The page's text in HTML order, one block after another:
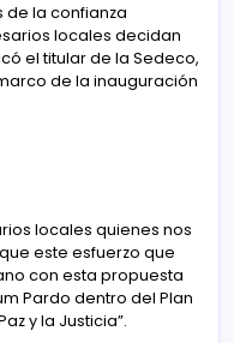
de la confianza
locales decidan
el titular de la Sedeco,
de la inauguración
locales quienes nos
este esfuerzo que
con esta propuesta
Pardo dentro del Plan
y la Justicia”.